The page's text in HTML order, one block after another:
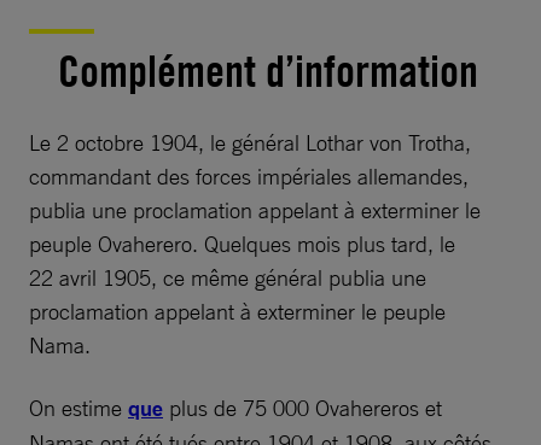
Complément d’information
Le 2 octobre 1904, le général Lothar von Trotha,
commandant des forces impériales allemandes,
publia une proclamation appelant à exterminer le
peuple Ovaherero. Quelques mois plus tard, le
22 avril 1905, ce même général publia une
proclamation appelant à exterminer le peuple
Nama.
On estime que plus de 75 000 Ovahereros et